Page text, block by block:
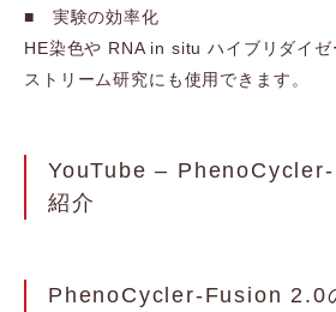
■ 実験の効率化
HE染色や RNA in situ ハイブリダイ
ストリーム研究にも使用できます。
YouTube –
紹介
PhenoCycler-Fusion 2.0